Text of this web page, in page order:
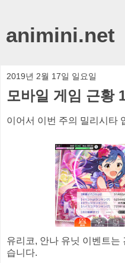
animini.net
2019년 2월 17일 일요일
모바일 게임 근황
이어서 이번 주의 밀리시타
유리코, 안나 유닛 이벤트는
습니다.